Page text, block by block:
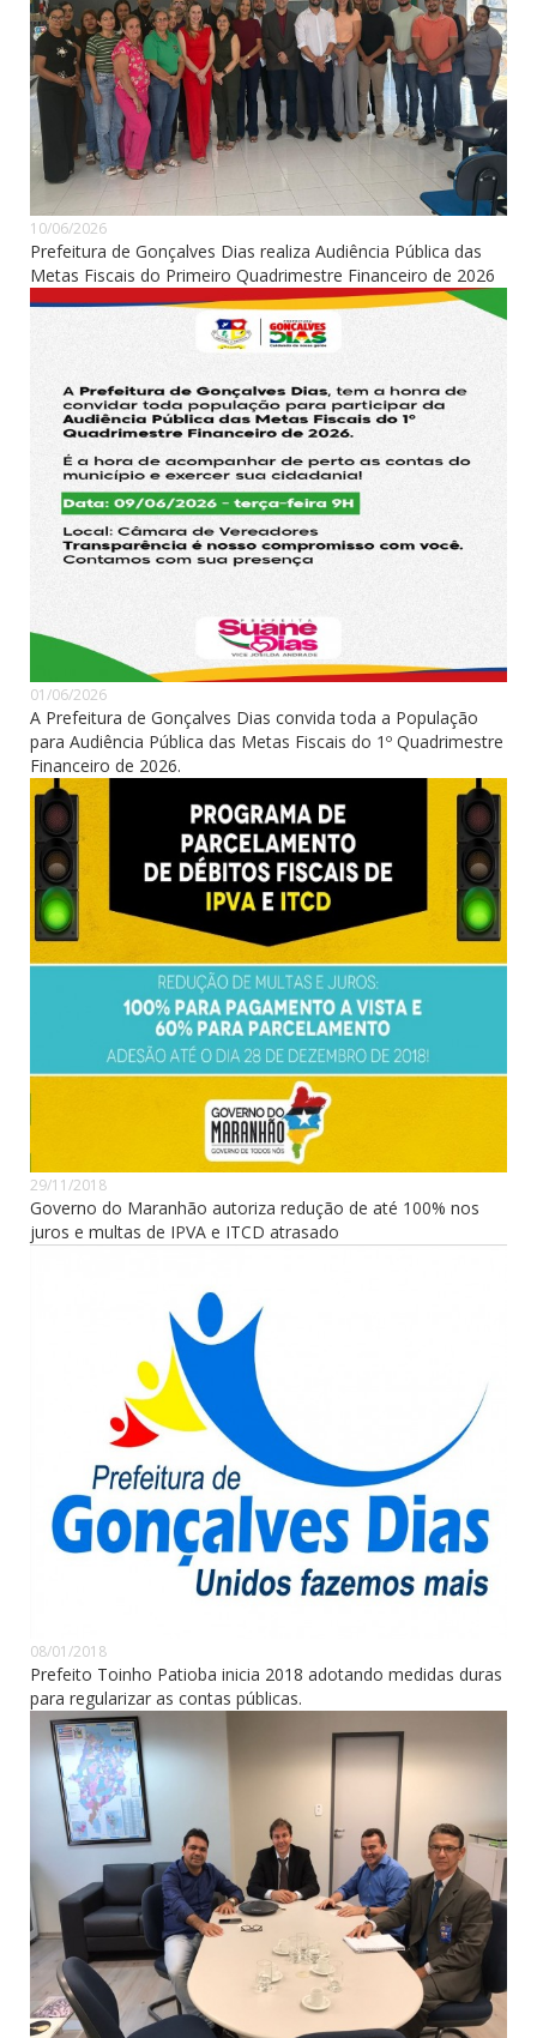
10/06/2026
Prefeitura de Gonçalves Dias realiza Audiência Pública das
Metas Fiscais do Primeiro Quadrimestre Financeiro de 2026
01/06/2026
A Prefeitura de Gonçalves Dias convida toda a População
para Audiência Pública das Metas Fiscais do 1º Quadrimestre
Financeiro de 2026.
29/11/2018
Governo do Maranhão autoriza redução de até 100% nos
juros e multas de IPVA e ITCD atrasado
08/01/2018
Prefeito Toinho Patioba inicia 2018 adotando medidas duras
para regularizar as contas públicas.